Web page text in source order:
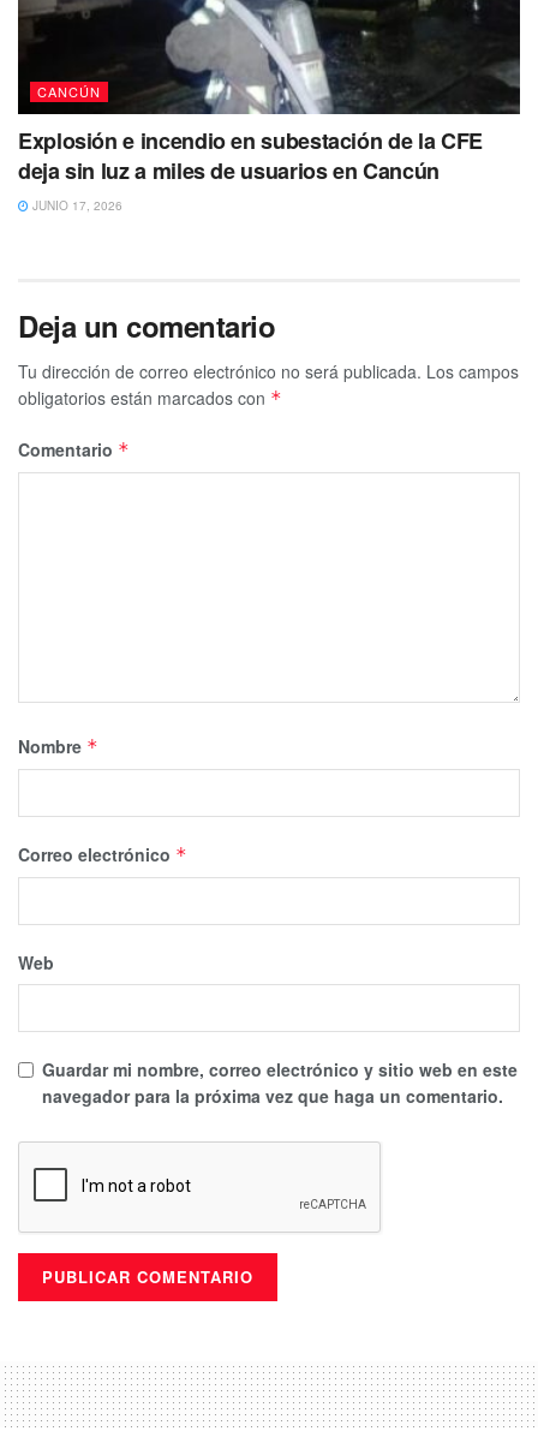
CANCÚN
Explosión e incendio en subestación de la CFE
deja sin luz a miles de usuarios en Cancún
JUNIO 17, 2026
Deja un comentario
Tu dirección de correo electrónico no será publicada. Los campos
obligatorios están marcados con *
Comentario *
Nombre *
Correo electrónico *
Web
Guardar mi nombre, correo electrónico y sitio web en este
navegador para la próxima vez que haga un comentario.